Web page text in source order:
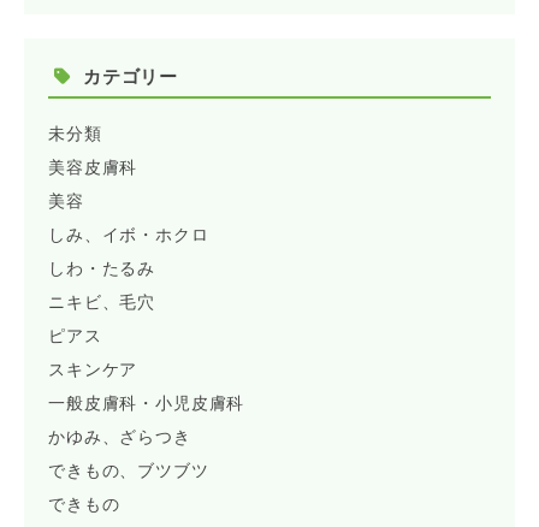
カテゴリー
未分類
美容皮膚科
美容
しみ、イボ・ホクロ
しわ・たるみ
ニキビ、毛穴
ピアス
スキンケア
一般皮膚科・小児皮膚科
かゆみ、ざらつき
できもの、ブツブツ
できもの